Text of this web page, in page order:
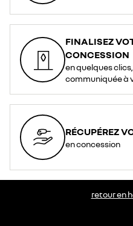
FINALISEZ
CONCESSION
en quelques
communiquée à
RÉCUPÉREZ
en concession
retour en